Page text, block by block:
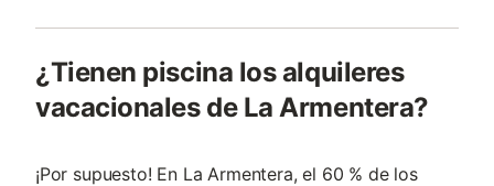
¿Tienen piscina los alquileres
vacacionales de La Armentera?
¡Por supuesto! En La Armentera, el 60 % de los